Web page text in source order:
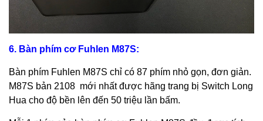
6. Bàn phím cơ Fuhlen M87S:
Bàn phím Fuhlen M87S chỉ có 87 phím nhỏ gọn, đơn giản.
M87S bản 2108 mới nhất được hãng trang bị Switch Long
Hua cho độ bền lên đến 50 triệu lần bấm.